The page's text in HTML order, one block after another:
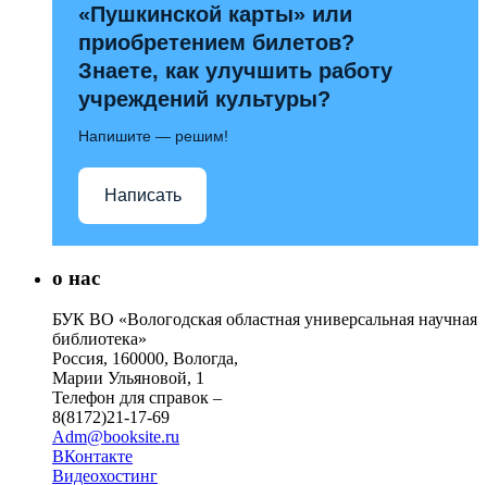
«Пушкинской карты» или
приобретением билетов?
Знаете, как улучшить работу
учреждений культуры?
Напишите — решим!
Написать
о нас
БУК ВО «Вологодская областная универсальная научная
библиотека»
Россия, 160000, Вологда,
Марии Ульяновой, 1
Телефон для справок –
8(8172)21-17-69
Adm@booksite.ru
ВКонтакте
Видеохостинг